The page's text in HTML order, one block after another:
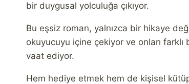
bir duygusal yolculuğa çıkıyor.
Bu eşsiz roman, yalnızca bir hikaye
okuyucuyu içine çekiyor ve onları
vaat ediyor.
Hem hediye etmek hem de kişisel